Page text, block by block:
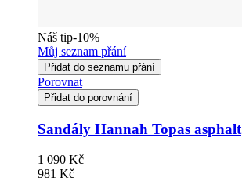
Náš tip-10%
Můj seznam přání
Přidat do seznamu přání
Porovnat
Přidat do porovnání
Sandály Hannah Topas asphalt
1 090 Kč
981 Kč